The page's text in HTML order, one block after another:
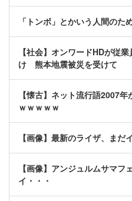
「トンボ」とかいう人間のた
【社会】オンワードHDが従
け 熊本地震被災を受けて
【懐古】ネット流行語2007
ｗｗｗｗｗ
【画像】最新のライザ、まだ
【画像】アンジュルムサマ
イ・・・